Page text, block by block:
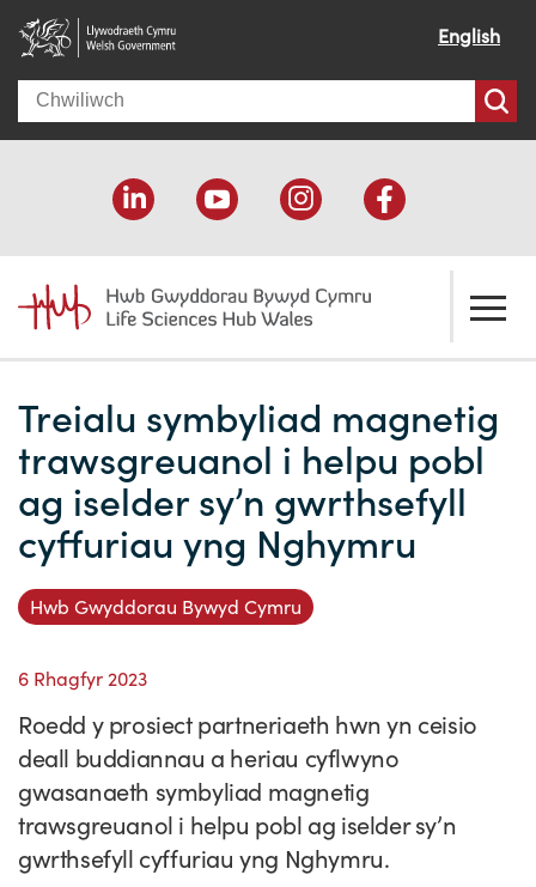
English
Search
Croeso
Ein effaith
Ein pobl
Pam Cymru?
Tystebau
Ymuno â'n tîm
Ein cymorth
Datblygu economaidd
Cefnogaeth cyllido
Gwybodaeth y sector
Cyflwyno'r rhaglen
Partneriaethau
Adnoddau
Cyfeiriadur Cyllido
Cyfeiriadur Arloesedd
Hyfforddiant a Datblygiad
Cylchlythyrau sector
Adroddiadau ar Wybodaeth y Sector
Straeon Llwydiant
Prosiectau Arloesi
Astudiaethau Achos Ysgrifenedig
Fideos Astudiaethau Achos
Cysylltwch
Ein cylchlythyr
Cyflwyno astudiaeth achos
Cyflwyno stori newyddion
Newyddion
Blogiau
Treialu symbyliad magnetig
trawsgreuanol i helpu pobl
ag iselder sy’n gwrthsefyll
cyffuriau yng Nghymru
Hwb Gwyddorau Bywyd Cymru
6 Rhagfyr 2023
Roedd y prosiect partneriaeth hwn yn ceisio
deall buddiannau a heriau cyflwyno
gwasanaeth symbyliad magnetig
trawsgreuanol i helpu pobl ag iselder sy’n
gwrthsefyll cyffuriau yng Nghymru.